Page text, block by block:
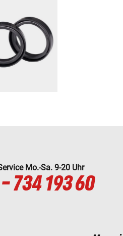
Mo.-Sa. 9-20 Uhr
734 193 60